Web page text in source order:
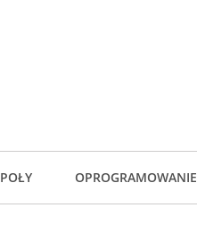
OPROGRAMOWANIE